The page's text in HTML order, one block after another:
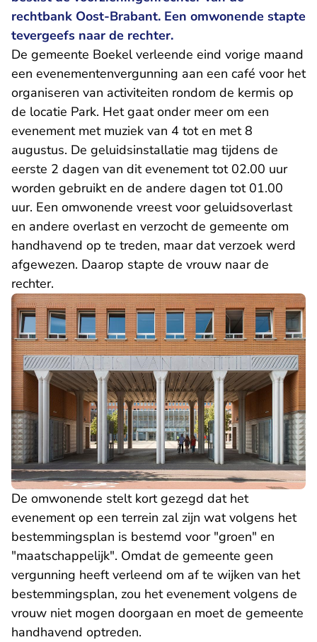
rechtbank Oost-Brabant. Een omwonende stapte
tevergeefs naar de rechter.
De gemeente Boekel verleende eind vorige maand
een evenementenvergunning aan een café voor het
organiseren van activiteiten rondom de kermis op
de locatie Park. Het gaat onder meer om een
evenement met muziek van 4 tot en met 8
augustus. De geluidsinstallatie mag tijdens de
eerste 2 dagen van dit evenement tot 02.00 uur
worden gebruikt en de andere dagen tot 01.00
uur. Een omwonende vreest voor geluidsoverlast
en andere overlast en verzocht de gemeente om
handhavend op te treden, maar dat verzoek werd
afgewezen. Daarop stapte de vrouw naar de
rechter.
De omwonende stelt kort gezegd dat het
evenement op een terrein zal zijn wat volgens het
bestemmingsplan is bestemd voor "groen" en
"maatschappelijk". Omdat de gemeente geen
vergunning heeft verleend om af te wijken van het
bestemmingsplan, zou het evenement volgens de
vrouw niet mogen doorgaan en moet de gemeente
handhavend optreden.